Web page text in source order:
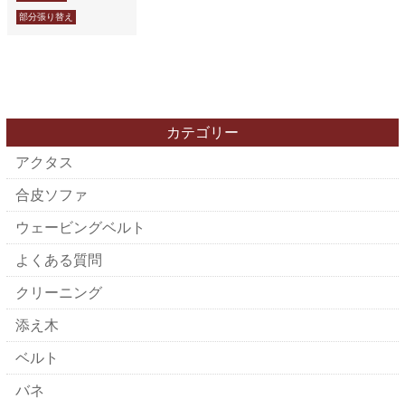
部分張り替え
カテゴリー
アクタス
合皮ソファ
ウェービングベルト
よくある質問
クリーニング
添え木
ベルト
バネ